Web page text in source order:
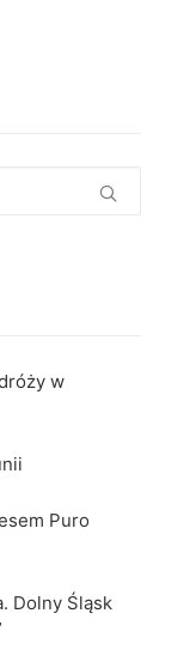
w
Puro
Dolny Śląsk